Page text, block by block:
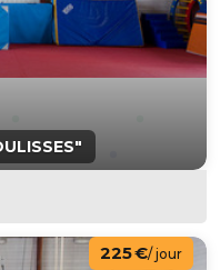
225 €/ jour